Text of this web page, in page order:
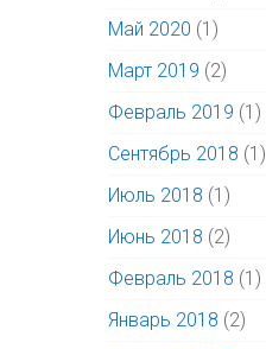
Май 2020 (1)
Март 2019 (2)
Февраль 2019 (1)
Сентябрь 2018 (1)
Июль 2018 (1)
Июнь 2018 (2)
Февраль 2018 (1)
Январь 2018 (2)